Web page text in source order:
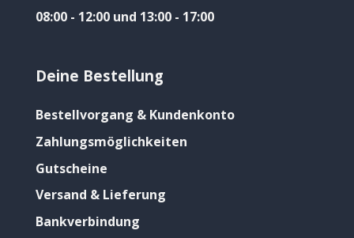
08:00 - 12:00 und 13:00 - 17:00
Deine Bestellung
Bestellvorgang & Kundenkonto
Zahlungsmöglichkeiten
Gutscheine
Versand & Lieferung
Bankverbindung